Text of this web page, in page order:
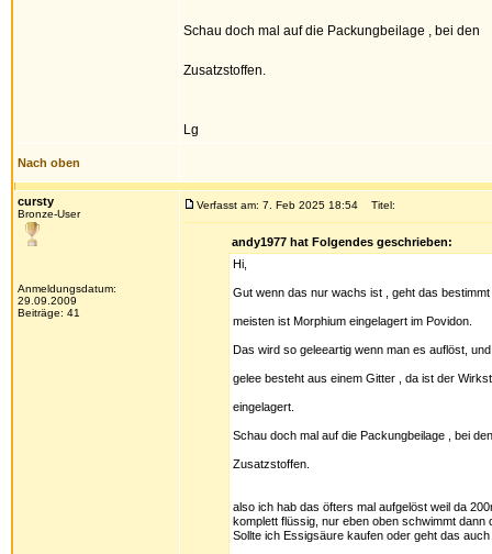
Schau doch mal auf die Packungbeilage , bei den
Zusatzstoffen.
Lg
Nach oben
cursty
Bronze-User
Anmeldungsdatum:
29.09.2009
Beiträge: 41
Verfasst am: 7. Feb 2025 18:54 Titel:
andy1977 hat Folgendes geschrieben:
Hi,
Gut wenn das nur wachs ist , geht das
meisten ist Morphium eingelagert im Povidon.
Das wird so geleeartig wenn man es auflöst,
gelee besteht aus einem Gitter , da ist der
eingelagert.
Schau doch mal auf die Packungbeilage , bei den
Zusatzstoffen.
also ich hab das öfters mal aufgelöst weil da
komplett flüssig, nur eben oben schwimmt
Sollte ich Essigsäure kaufen oder geht das